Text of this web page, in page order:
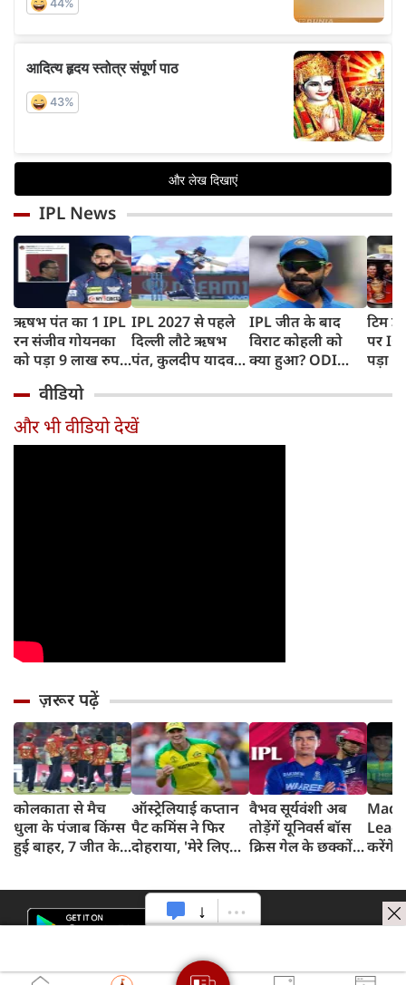
IPL News
ऋषभ पंत का 1 IPL
रन संजीव गोयनका
को पड़ा 9 लाख रुपए
IPL 2027 से पहले
दिल्ली लौटे ऋषभ
पंत, कुलदीप यादव
IPL जीत के बाद
विराट कोहली को
क्या हुआ? ODI
बाहर होने की खबर ने
टिम
पर
पड़ा
फिंगर
वीडियो
और भी वीडियो देखें
ज़रूर पढ़ें
कोलकाता से मैच
धुला के पंजाब किंग्स
हुई बाहर, 7 जीत के
ऑस्ट्रेलियाई कप्तान
पैट कमिंस ने फिर
दोहराया, 'मेरे लिए
वैभव सूर्यवंशी अब
तोड़ेंगें यूनिवर्स बॉस
क्रिस गेल के छक्कों
करेंगे